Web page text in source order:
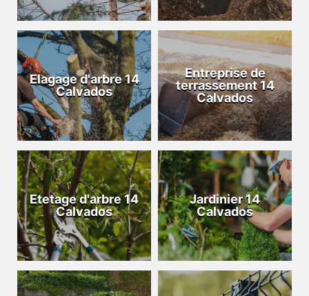
Elagage d'arbre 14
Calvados
Entreprise de
terrassement 14
Calvados
Etetage d'arbre 14
Calvados
Jardinier 14
Calvados